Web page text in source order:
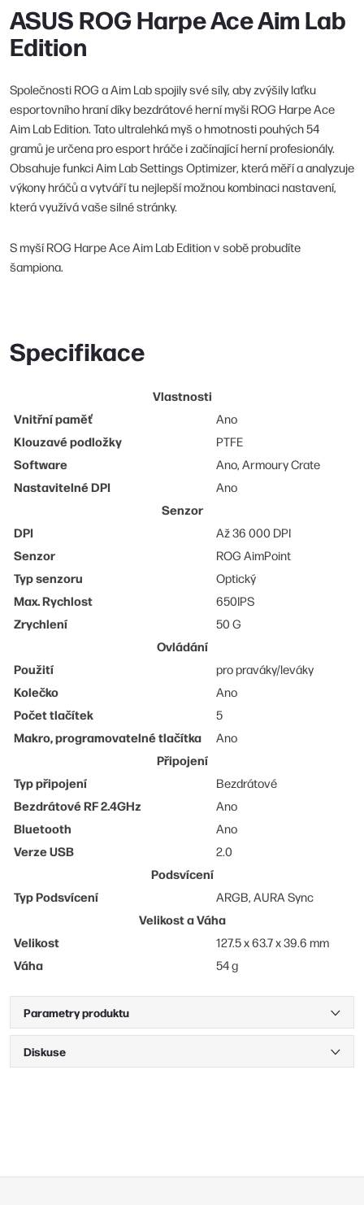
ASUS ROG Harpe Ace Aim Lab
Edition
Společnosti ROG a Aim Lab spojily své síly, aby zvýšily laťku
esportovního hraní díky bezdrátové herní myši ROG Harpe Ace
Aim Lab Edition. Tato ultralehká myš o hmotnosti pouhých 54
gramů je určena pro esport hráče i začínající herní profesionály.
Obsahuje funkci Aim Lab Settings Optimizer, která měří a analyzuje
výkony hráčů a vytváří tu nejlepší možnou kombinaci nastavení,
která využívá vaše silné stránky.
S myší ROG Harpe Ace Aim Lab Edition v sobě probudíte
šampiona.
Specifikace
Vlastnosti
Vnitřní paměť
Ano
Klouzavé podložky PTFE
Software Ano, Armoury Crate
Nastavitelné DPI Ano
Senzor
DPI
Až 36 000 DPI
Senzor ROG AimPoint
Typ senzoru Optický
Max. Rychlost 650IPS
Zrychlení 50 G
Ovládání
Použití
pro praváky/leváky
Kolečko Ano
Počet tlačítek 5
Makro, programovatelné tlačítka Ano
Připojení
Typ připojení
Bezdrátové
Bezdrátové RF 2.4GHz Ano
Bluetooth Ano
Verze USB 2.0
Podsvícení
Typ Podsvícení
ARGB, AURA Sync
Velikost a Váha
Velikost
127.5 x 63.7 x 39.6 mm
Váha 54 g
Parametry produktu
Diskuse
Z